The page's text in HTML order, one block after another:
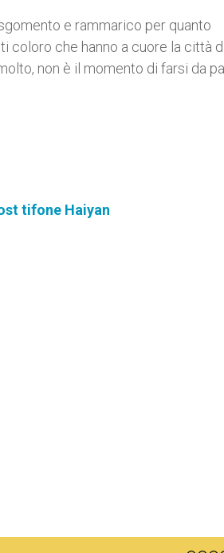
e rammarico per quanto
coloro che hanno a cuore la città
non è il momento di farsi da
tifone Haiyan